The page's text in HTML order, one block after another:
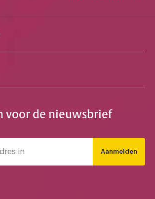
voor de nieuwsbrief
Aanmelden